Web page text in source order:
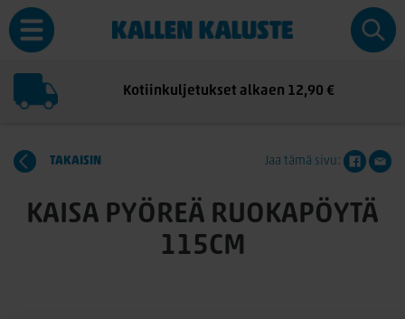
Kotiinkuljetukset alkaen 12,90 €
TAKAISIN Jaa tämä sivu:
KAISA PYÖREÄ RUOKAPÖYTÄ
115CM